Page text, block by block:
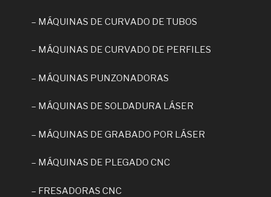
– MÁQUINAS DE CURVADO DE TUBOS
– MÁQUINAS DE CURVADO DE PERFILES
– MÁQUINAS PUNZONADORAS
– MÁQUINAS DE SOLDADURA LÁSER
– MÁQUINAS DE GRABADO POR LÁSER
– MÁQUINAS DE PLEGADO CNC
– FRESADORAS CNC